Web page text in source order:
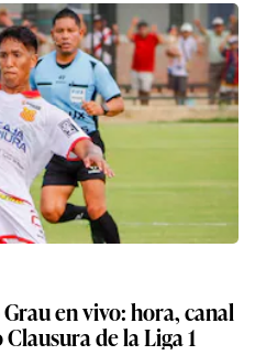
en vivo: hora, canal
de la Liga 1